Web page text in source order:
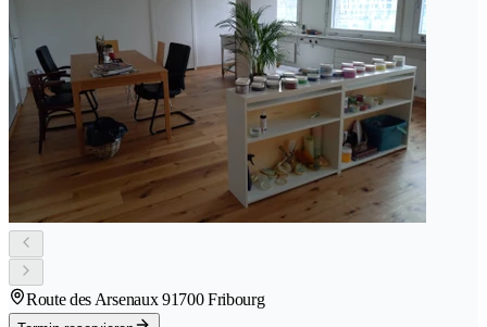
Route des Arsenaux 91700 Fribourg